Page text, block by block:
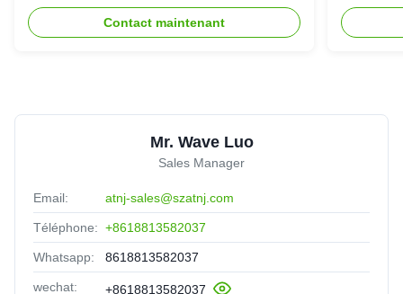
Pico Répéteur
Contact maintenant
Mr. Wave Luo
Sales Manager
Email: atnj-sales@szatnj.com
Téléphone: +8618813582037
Whatsapp: 8618813582037
wechat: +8618813582037